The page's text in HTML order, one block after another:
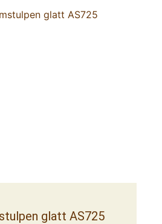
glatt AS725